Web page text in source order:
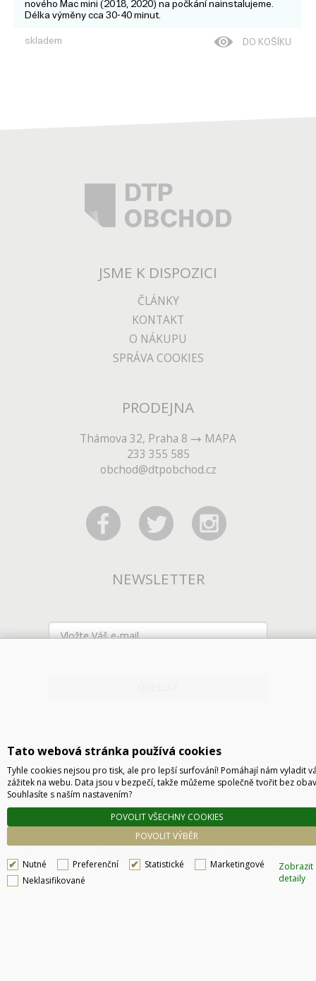
nového Mac mini (2018, 2020) na počkání nainstalujeme.
Délka výměny cca 30-40 minut.
skladem DO KOŠÍKU
JSME K DISPOZICI
ČLÁNKY
KONTAKT
O NÁKUPU
SPRÁVA COOKIES
PRODEJNA
Thámova 32, Praha 8
MAPA
233 355 585
obchod@dtpobchod.cz
NEWSLETTER
Technické řešení © 2026 CyberSoft s.r.o.
Podle zákona o evidenci tržeb je prodávající povinen vystavit kupujícímu účtenku. Zároveň
je povinen zaevidovat přijatou tržbu u správce daně online, v případě technického
Tato webová stránka používá cookies
Tyhle cookies nejsou pro tisk, ale pro lepší surfování! Pomáhají nám vyladit
zážitek na webu. Data jsou v bezpečí, takže můžeme společně tvořit bez
Souhlasíte s naším nastavením?
POVOLIT VÝBĚR
POVOLIT VŠECHNY COOKIES
Nutné Preferenční Statistické
Marketingové
Neklasifikované
Zobrazit
detaily